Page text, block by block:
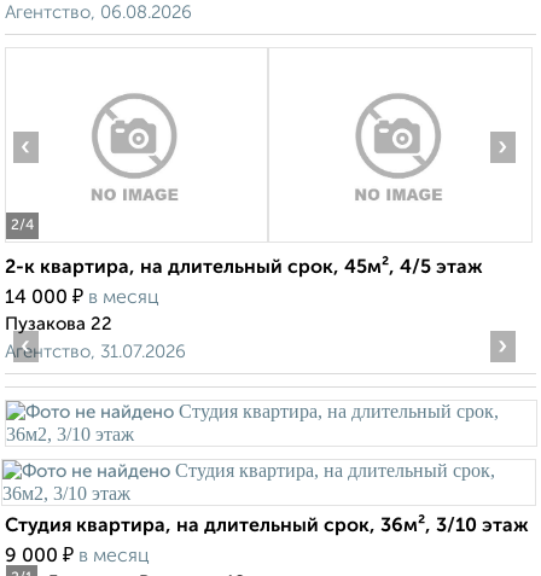
Агентство, 06.08.2026
2/4
‹ ›
2-к квартира, на длительный срок, 45м², 4/5 этаж
14 000 ₽ в месяц
Пузакова 22
Агентство, 31.07.2026
‹ ›
Студия квартира, на длительный срок, 36м², 3/10 этаж
9 000 ₽ в месяц